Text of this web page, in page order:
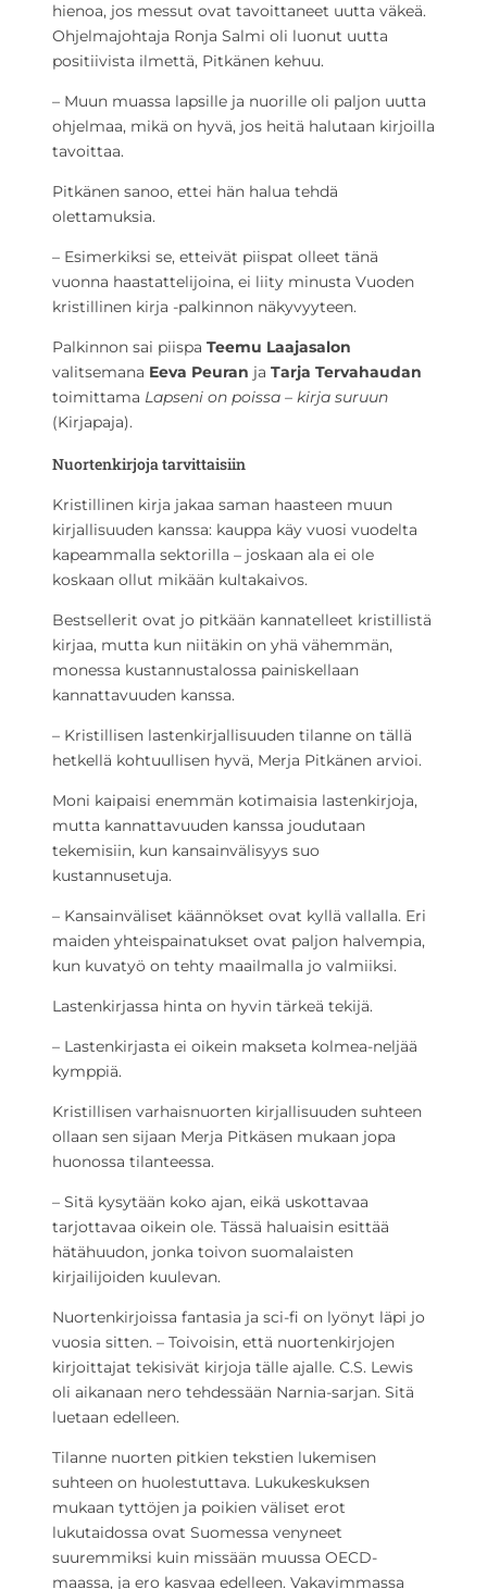
hienoa, jos messut ovat tavoittaneet uutta väkeä.
Ohjelmajohtaja Ronja Salmi oli luonut uutta
positiivista ilmettä, Pitkänen kehuu.
– Muun muassa lapsille ja nuorille oli paljon uutta
ohjelmaa, mikä on hyvä, jos heitä halutaan kirjoilla
tavoittaa.
Pitkänen sanoo, ettei hän halua tehdä
olettamuksia.
– Esimerkiksi se, etteivät piispat olleet tänä
vuonna haastattelijoina, ei liity minusta Vuoden
kristillinen kirja -palkinnon näkyvyyteen.
Palkinnon sai piispa Teemu Laajasalon
valitsemana Eeva Peuran ja Tarja Tervahaudan
toimittama Lapseni on poissa – kirja suruun
(Kirjapaja).
Nuortenkirjoja tarvittaisiin
Kristillinen kirja jakaa saman haasteen muun
kirjallisuuden kanssa: kauppa käy vuosi vuodelta
kapeammalla sektorilla – joskaan ala ei ole
koskaan ollut mikään kultakaivos.
Bestsellerit ovat jo pitkään kannatelleet kristillistä
kirjaa, mutta kun niitäkin on yhä vähemmän,
monessa kustannustalossa painiskellaan
kannattavuuden kanssa.
– Kristillisen lastenkirjallisuuden tilanne on tällä
hetkellä kohtuullisen hyvä, Merja Pitkänen arvioi.
Moni kaipaisi enemmän kotimaisia lastenkirjoja,
mutta kannattavuuden kanssa joudutaan
tekemisiin, kun kansainvälisyys suo
kustannusetuja.
– Kansainväliset käännökset ovat kyllä vallalla. Eri
maiden yhteispainatukset ovat paljon halvempia,
kun kuvatyö on tehty maailmalla jo valmiiksi.
Lastenkirjassa hinta on hyvin tärkeä tekijä.
– Lastenkirjasta ei oikein makseta kolmea-neljää
kymppiä.
Kristillisen varhaisnuorten kirjallisuuden suhteen
ollaan sen sijaan Merja Pitkäsen mukaan jopa
huonossa tilanteessa.
– Sitä kysytään koko ajan, eikä uskottavaa
tarjottavaa oikein ole. Tässä haluaisin esittää
hätähuudon, jonka toivon suomalaisten
kirjailijoiden kuulevan.
Nuortenkirjoissa fantasia ja sci-fi on lyönyt läpi jo
vuosia sitten. – Toivoisin, että nuortenkirjojen
kirjoittajat tekisivät kirjoja tälle ajalle. C.S. Lewis
oli aikanaan nero tehdessään Narnia-sarjan. Sitä
luetaan edelleen.
Tilanne nuorten pitkien tekstien lukemisen
suhteen on huolestuttava. Lukukeskuksen
mukaan tyttöjen ja poikien väliset erot
lukutaidossa ovat Suomessa venyneet
suuremmiksi kuin missään muussa OECD-
maassa, ja ero kasvaa edelleen. Vakavimmassa